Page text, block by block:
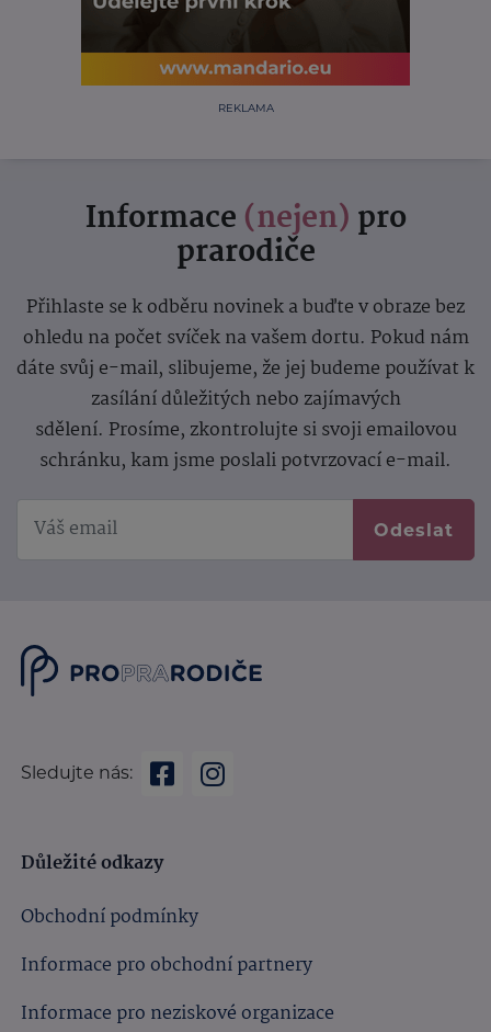
REKLAMA
Informace (nejen) pro
prarodiče
Přihlaste se k odběru novinek a buďte v obraze bez
ohledu na počet svíček na vašem dortu. Pokud nám
dáte svůj e-mail, slibujeme, že jej budeme používat k
zasílání důležitých nebo zajímavých
sdělení. Prosíme, zkontrolujte si svoji emailovou
schránku, kam jsme poslali potvrzovací e-mail.
Odeslat
Sledujte nás:
Důležité odkazy
Obchodní podmínky
Informace pro obchodní partnery
Informace pro neziskové organizace